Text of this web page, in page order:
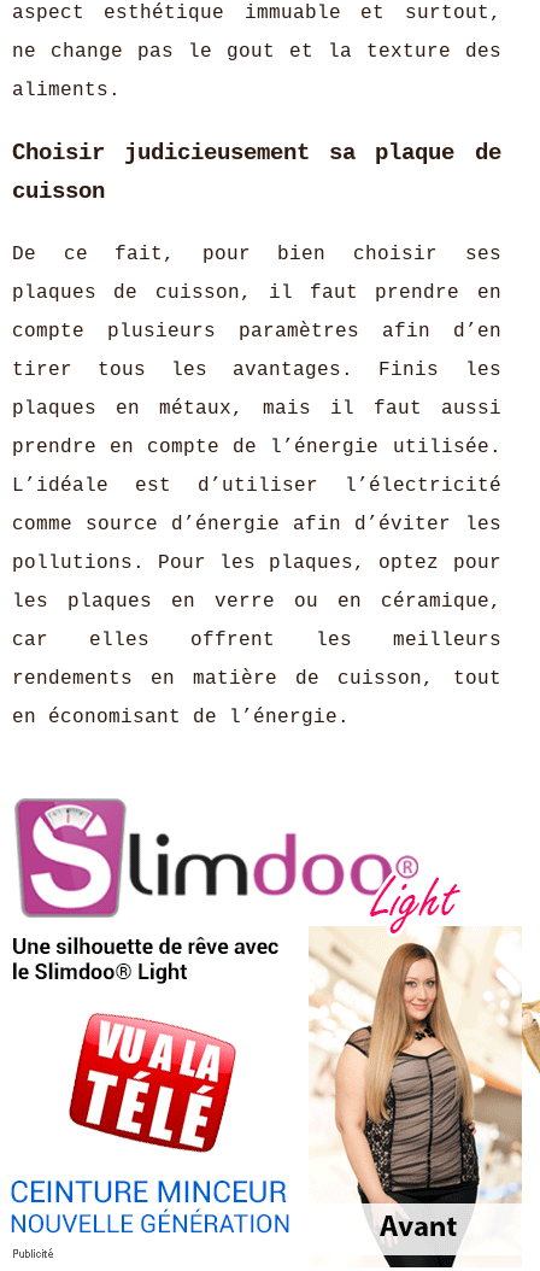
aspect esthétique immuable et surtout,
ne change pas le gout et la texture des
aliments.
Choisir judicieusement sa plaque de
cuisson
De ce fait, pour bien choisir ses
plaques de cuisson, il faut prendre en
compte plusieurs paramètres afin d’en
tirer tous les avantages. Finis les
plaques en métaux, mais il faut aussi
prendre en compte de l’énergie utilisée.
L’idéale est d’utiliser l’électricité
comme source d’énergie afin d’éviter les
pollutions. Pour les plaques, optez pour
les plaques en verre ou en céramique,
car elles offrent les meilleurs
rendements en matière de cuisson, tout
en économisant de l’énergie.